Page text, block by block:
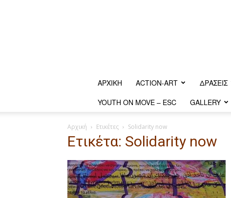
ΑΡΧΙΚΗ ACTION-ART ΔΡΆΣΕΙΣ
YOUTH ON MOVE – ESC
GALLERY
Αρχική Ετικέτες Solidarity now
Ετικέτα: Solidarity now